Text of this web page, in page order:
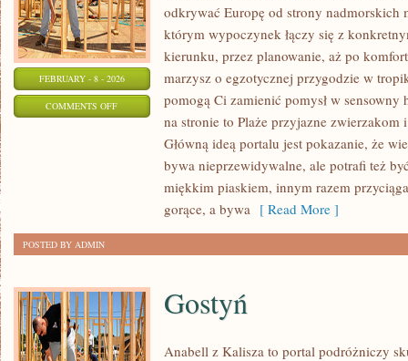
FEBRUARY - 8 - 2026
COMMENTS OFFON
odkrywać Europę od strony nadmorskich
którym wypoczynek łączy się z
kierunku, przez planowanie, aż po
marzysz o egzotycznej przygodzie w
pomogą Ci zamienić pomysł w
na stronie to Plaże przyjazne zwierzakom
Główną ideą portalu jest pokazanie, że
bywa nieprzewidywalne, ale potrafi też
miękkim piaskiem, innym razem
gorące, a bywa [ Read More ]
POSTED BY ADMIN
Gostyń
Anabell z Kalisza to portal podróżniczy